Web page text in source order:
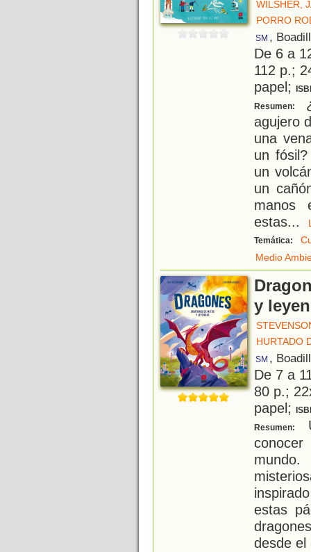
WILSHER,
PORRO
SM ,
De 6 a
112 p.;
papel;
Resumen:
agujero
una
un
un
un
manos
estas...
Temática:
Medio
y
HURTADO
SM ,
De 7 a
80 p.;
papel;
Resumen:
estas
desde el